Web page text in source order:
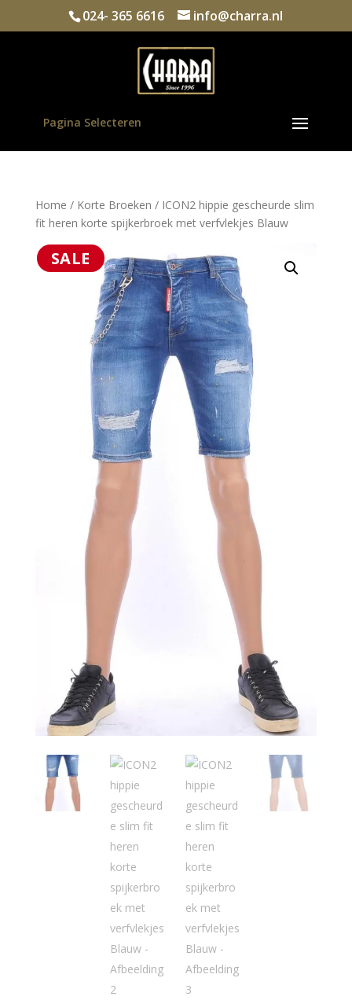
024- 365 6616 info@charra.nl
Pagina Selecteren
Home / Korte Broeken / ICON2 hippie gescheurde slim
fit heren korte spijkerbroek met verfvlekjes Blauw
SALE